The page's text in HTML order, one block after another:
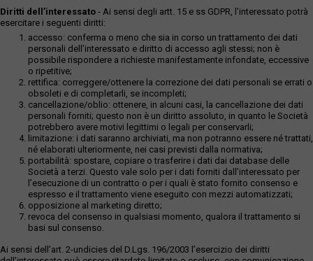
Diritti dell’interessato - Ai sensi degli artt. 15 e ss GDPR, l’interessato potrà
esercitare i seguenti diritti:
accesso: conferma o meno che sia in corso un trattamento dei dati
personali dell’interessato e diritto di accesso agli stessi; non è
possibile rispondere a richieste manifestamente infondate, eccessive
o ripetitive;
rettifica: correggere/ottenere la correzione dei dati personali se errati o
obsoleti e di completarli, se incompleti;
cancellazione/oblio: ottenere, in alcuni casi, la cancellazione dei dati
personali forniti; questo non è un diritto assoluto, in quanto le Società
potrebbero avere motivi legittimi o legali per conservarli;
limitazione: i dati saranno archiviati, ma non potranno essere né trattati,
né elaborati ulteriormente, nei casi previsti dalla normativa;
portabilità: spostare, copiare o trasferire i dati dai database delle
Società a terzi. Questo vale solo per i dati forniti dall’interessato per
l’esecuzione di un contratto o per i quali è stato fornito consenso e
espresso e il trattamento viene eseguito con mezzi automatizzati;
opposizione al marketing diretto;
revoca del consenso in qualsiasi momento, qualora il trattamento si
basi sul consenso.
Ai sensi dell’art. 2-undicies del D.Lgs. 196/2003 l’esercizio dei diritti